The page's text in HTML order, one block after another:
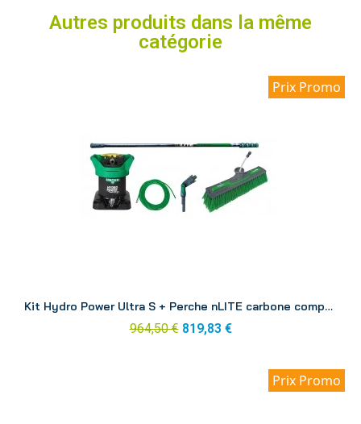
Autres produits dans la même
catégorie
Prix Promo
Kit Hydro Power Ultra S + Perche nLITE carbone composite 6.00 m DINK1
964,50 € 819,83 €
Prix Promo